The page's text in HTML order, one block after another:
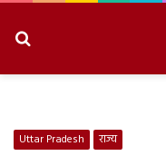
Uttar Pradesh राज्य